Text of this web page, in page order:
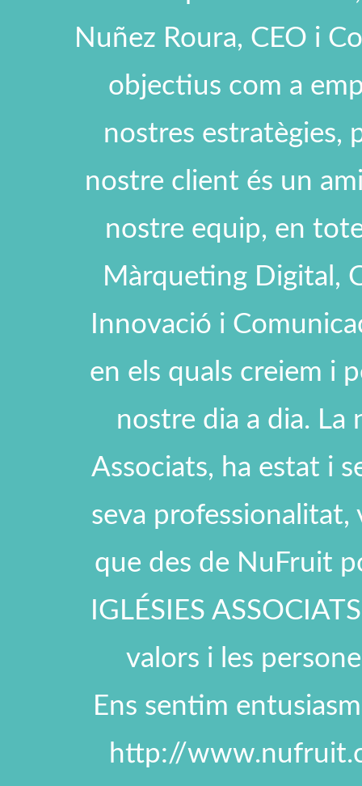
Nuñez Roura, CEO i
objectius com a
nostres estratègies,
nostre client és un
nostre equip, en
Màrqueting Digital,
Innovació i
en els quals creiem i
nostre dia a dia. La
Associats, ha estat i
seva
que des de NuFruit
IGLÉSIES
valors i les
Ens sentim
http://